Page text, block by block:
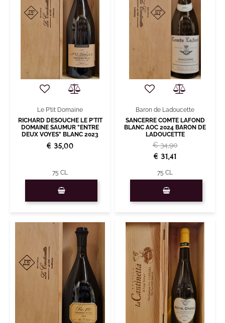
Le P'tit Domaine
RICHARD DESOUCHE LE P'TIT
DOMAINE SAUMUR "ENTRE
DEUX VOYES" BLANC 2023
€ 35,00
75 CL
Baron de Ladoucette
SANCERRE COMTE LAFOND
BLANC AOC 2024 BARON DE
LADOUCETTE
€ 34,90
€ 31,41
75 CL